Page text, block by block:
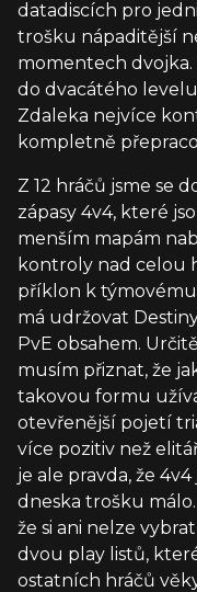
datadiscích pro
trošku nápaditější
momentech dvojka.
do dvacátého
Zdaleka nejvíce
kompletně
Z 12 hráčů jsme se
zápasy 4v4, které
menším mapám
kontroly nad celou
příklon k
má udržovat
PvE obsahem.
musím přiznat, že
takovou formu
otevřenější pojetí
více pozitiv než
je ale pravda, že
dneska trošku
že si ani nelze
dvou play listů,
ostatních hráčů